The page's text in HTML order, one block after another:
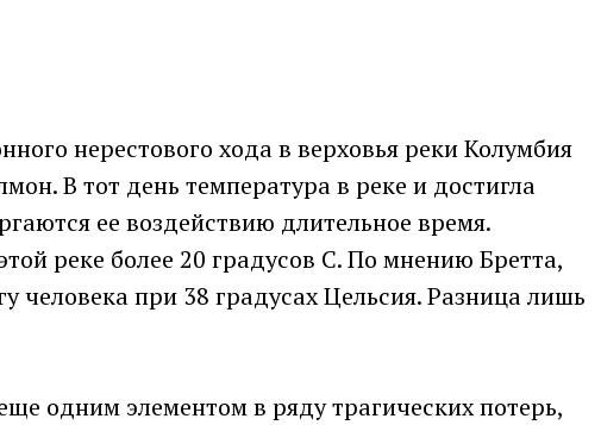
нерестового хода в верховья реки Колумбия
В тот день температура в реке и достигла
ее воздействию длительное время.
реке более 20 градусов C. По мнению Бретта,
человека при 38 градусах Цельсия. Разница лишь
одним элементом в ряду трагических потерь,